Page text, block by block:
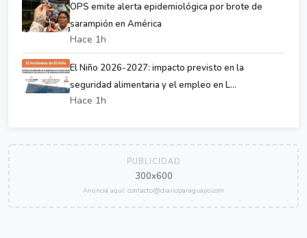
OPS emite alerta epidemiológica por brote de
sarampión en América
Hace 1h
El Niño 2026-2027: impacto previsto en la
seguridad alimentaria y el empleo en L...
Hace 1h
PUBLICIDAD
300x600
Anunciá aquí: contacto@diarioparaguayo.com